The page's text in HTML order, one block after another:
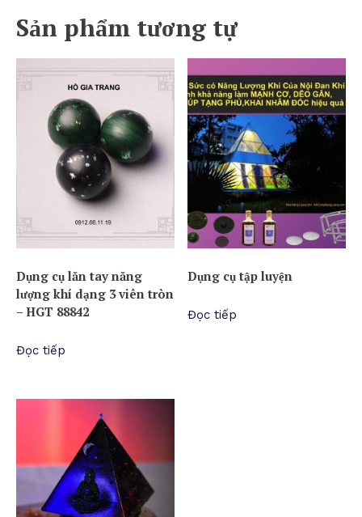
Sản phẩm tương tự
Dụng cụ lăn tay năng
lượng khí dạng 3 viên tròn
– HGT 88842
Đọc tiếp
Dụng cụ tập luyện
Đọc tiếp